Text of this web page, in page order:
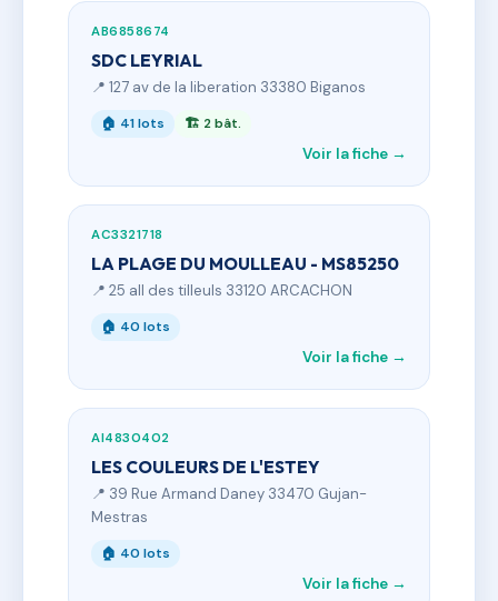
AB6858674
SDC LEYRIAL
📍 127 av de la liberation 33380 Biganos
🏠 41 lots 🏗 2 bât.
Voir la fiche →
AC3321718
LA PLAGE DU MOULLEAU - MS85250
📍 25 all des tilleuls 33120 ARCACHON
🏠 40 lots
Voir la fiche →
AI4830402
LES COULEURS DE L'ESTEY
📍 39 Rue Armand Daney 33470 Gujan-
Mestras
🏠 40 lots
Voir la fiche →